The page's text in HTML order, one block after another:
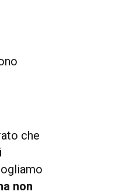
che
non